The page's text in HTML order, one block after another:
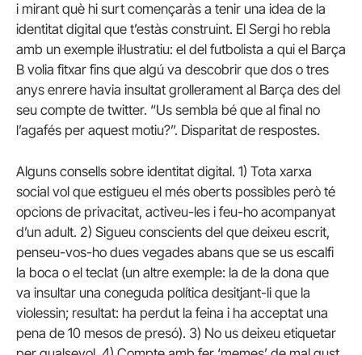
i mirant què hi surt començaràs a tenir una idea de la
identitat digital que t’estàs construint. El Sergi ho rebla
amb un exemple il·lustratiu: el del futbolista a qui el Barça
B volia fitxar fins que algú va descobrir que dos o tres
anys enrere havia insultat grollerament al Barça des del
seu compte de twitter. “Us sembla bé que al final no
l’agafés per aquest motiu?”. Disparitat de respostes.
Alguns consells sobre identitat digital. 1) Tota xarxa
social vol que estigueu el més oberts possibles però té
opcions de privacitat, activeu-les i feu-ho acompanyat
d’un adult. 2) Sigueu conscients del que deixeu escrit,
penseu-vos-ho dues vegades abans que se us escalfi
la boca o el teclat (un altre exemple: la de la dona que
va insultar una coneguda política desitjant-li que la
violessin; resultat: ha perdut la feina i ha acceptat una
pena de 10 mesos de presó). 3) No us deixeu etiquetar